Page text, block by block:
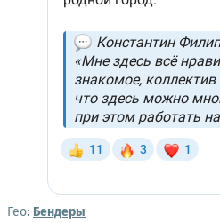
Гео: Бендеры